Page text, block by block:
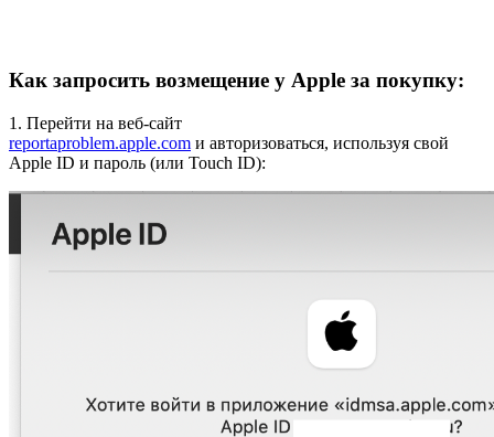
Как запросить возмещение у Apple за покупку:
1. Перейти на веб-сайт
reportaproblem.apple.com и авторизоваться, используя свой
Apple ID и пароль (или Touch ID):